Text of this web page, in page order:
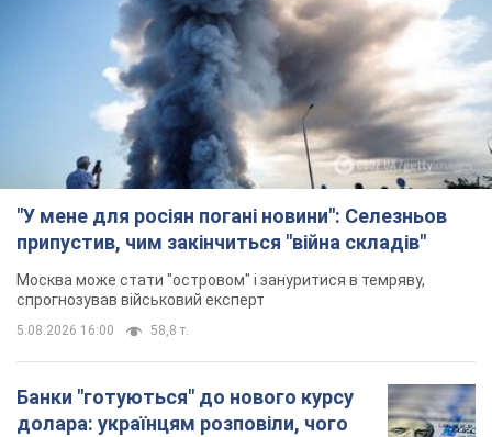
"У мене для росіян погані новини": Селезньов
припустив, чим закінчиться "війна складів"
Москва може стати "островом" і зануритися в темряву,
спрогнозував військовий експерт
5.08.2026 16:00 58,8 т.
Банки "готуються" до нового курсу
долара: українцям розповіли, чого